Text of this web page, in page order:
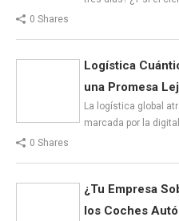
0 Shares
Logística
una Promesa
La logística global
marcada por la
0 Shares
¿Tu Empresa
los Coches